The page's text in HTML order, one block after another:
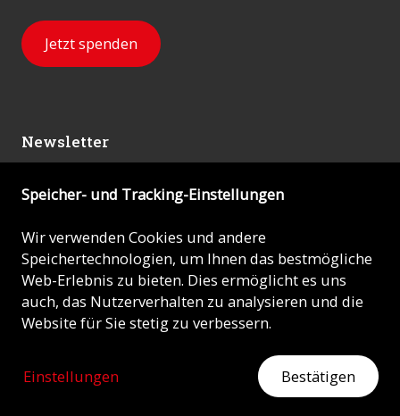
ZEIGEN SIE HERZ
Jetzt spenden
Newsletter
Abonnieren
© 2026 - KIRCHE IN NOT (ACN)
Impressum
Speicher- und Tracking-Einstellungen
Wir verwenden Cookies und andere
Speichertechnologien, um Ihnen das bestmögliche
Web-Erlebnis zu bieten. Dies ermöglicht es uns
auch, das Nutzerverhalten zu analysieren und die
Website für Sie stetig zu verbessern.
Einstellungen Bestätigen